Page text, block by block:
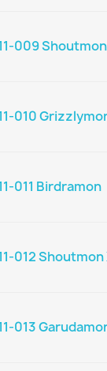
009
010
011 Birdramon
012 Shoutmon
013